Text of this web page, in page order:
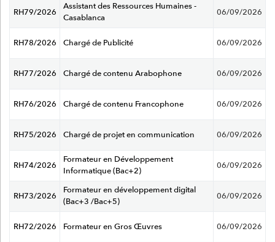
RH79/2026
Assistant des Ressources Humaines -
Casablanca
06/09/2026
RH78/2026 Chargé de Publicité 06/09/2026
RH77/2026 Chargé de contenu Arabophone 06/09/2026
RH76/2026 Chargé de contenu Francophone 06/09/2026
RH75/2026 Chargé de projet en communication 06/09/2026
RH74/2026
Formateur en Développement
Informatique (Bac+2)
06/09/2026
RH73/2026
Formateur en développement digital
(Bac+3 /Bac+5)
06/09/2026
RH72/2026 Formateur en Gros Œuvres 06/09/2026